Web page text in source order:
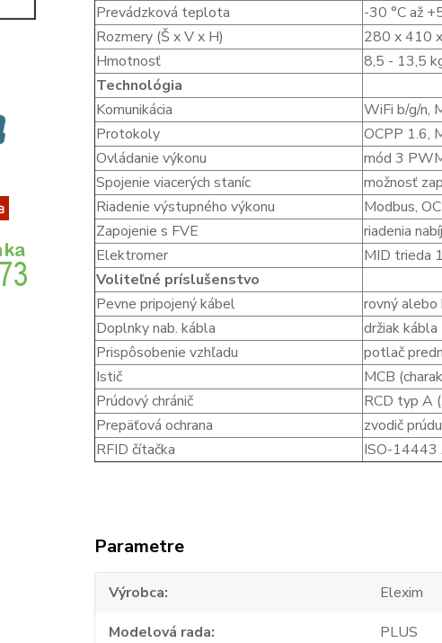
Prevádzková teplota
-30 °C až
Rozmery (Š x V x H)
280 x 410
Hmotnosť
8,5 - 13,5
Technológia
Komunikácia
WiFi b/g/n,
Protokoly
OCPP 1.6,
Ovládanie výkonu
mód 3
Spojenie viacerých staníc
možnosť
Riadenie výstupného výkonu
Modbus,
Zapojenie s FVE
riadenia
Elektromer
MID trieda
Voliteľné príslušenstvo
Pevne pripojený kábel
rovný
Doplnky nab. kábla
držiak kábla
Prispôsobenie vzhľadu
potlač
Istič
MCB
Prúdový chránič
RCD typ A
Prepäťová ochrana
zvodič
RFID čítačka
ISO-14443
Parametre
Výrobca
Elexim
Modelová rada
PLUS